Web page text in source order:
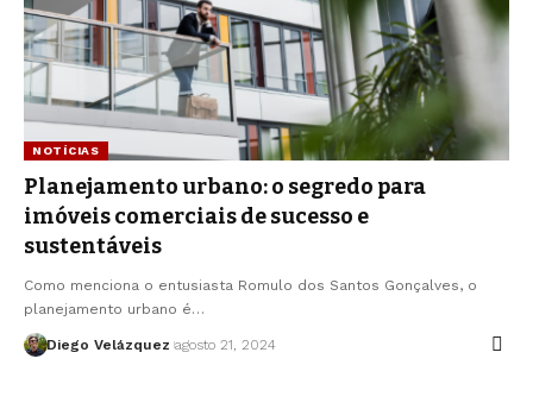
NOTÍCIAS
Planejamento urbano: o segredo para
imóveis comerciais de sucesso e
sustentáveis
Como menciona o entusiasta Romulo dos Santos Gonçalves, o
planejamento urbano é…
Diego Velázquez agosto 21, 2024